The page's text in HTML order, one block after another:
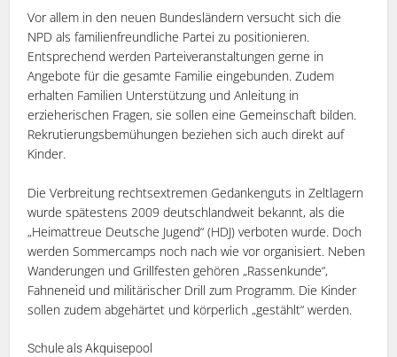
Vor allem in den neuen Bundesländern versucht sich die
NPD als familienfreundliche Partei zu positionieren.
Entsprechend werden Parteiveranstaltungen gerne in
Angebote für die gesamte Familie eingebunden. Zudem
erhalten Familien Unterstützung und Anleitung in
erzieherischen Fragen, sie sollen eine Gemeinschaft bilden.
Rekrutierungsbemühungen beziehen sich auch direkt auf
Kinder.
Die Verbreitung rechtsextremen Gedankenguts in Zeltlagern
wurde spätestens 2009 deutschlandweit bekannt, als die
„Heimattreue Deutsche Jugend“ (HDJ) verboten wurde. Doch
werden Sommercamps noch nach wie vor organisiert. Neben
Wanderungen und Grillfesten gehören „Rassenkunde“,
Fahneneid und militärischer Drill zum Programm. Die Kinder
sollen zudem abgehärtet und körperlich „gestählt“ werden.
Schule als Akquisepool